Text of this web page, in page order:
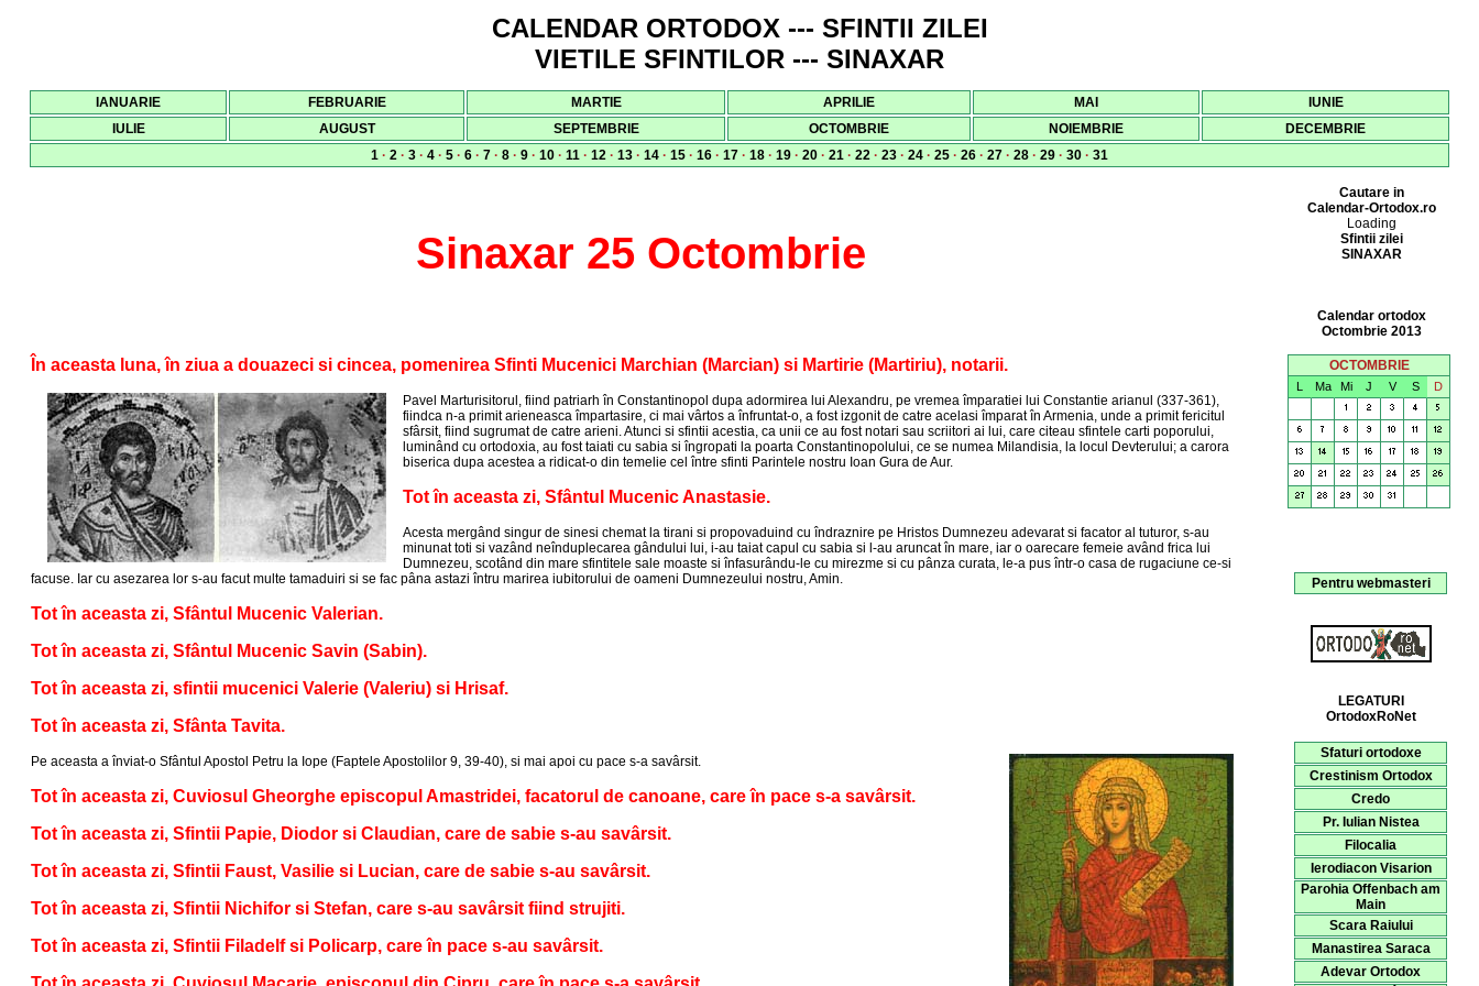
CALENDAR ORTODOX --- SFINTII ZILEI
VIETILE SFINTILOR --- SINAXAR
IANUARIE FEBRUARIE MARTIE APRILIE MAI
IUNIE
IULIE
AUGUST SEPTEMBRIE OCTOMBRIE NOIEMBRIE
DECEMBRIE
1 · 2 · 3 · 4 · 5 · 6 · 7 · 8 · 9 · 10 · 11 · 12 · 13 · 14 · 15 · 16 · 17 · 18 · 19 · 20 · 21 · 22 · 23 · 24 · 25 · 26 · 27 · 28 · 29 · 30 · 31
Sinaxar 25 Octombrie
În aceasta luna, în ziua a douazeci si cincea, pomenirea Sfinti Mucenici Marchian (Marcian) si Martirie (Martiriu), notarii.
Pavel Marturisitorul, fiind patriarh în Constantinopol dupa adormirea lui Alexandru, pe vremea împaratiei lui Constantie arianul (337-361),
fiindca n-a primit arieneasca împartasire, ci mai vârtos a înfruntat-o, a fost izgonit de catre acelasi împarat în Armenia, unde a primit fericitul
sfârsit, fiind sugrumat de catre arieni. Atunci si sfintii acestia, ca unii ce au fost notari sau scriitori ai lui, care citeau sfintele carti poporului,
luminând cu ortodoxia, au fost taiati cu sabia si îngropati la poarta Constantinopolului, ce se numea Milandisia, la locul Devterului; a carora
biserica dupa acestea a ridicat-o din temelie cel între sfinti Parintele nostru Ioan Gura de Aur.
Tot în aceasta zi, Sfântul Mucenic Anastasie.
Acesta mergând singur de sinesi chemat la tirani si propovaduind cu îndraznire pe Hristos Dumnezeu adevarat si facator al tuturor, s-au
minunat toti si vazând neînduplecarea gândului lui, i-au taiat capul cu sabia si l-au aruncat în mare, iar o oarecare femeie având frica lui
Dumnezeu, scotând din mare sfintitele sale moaste si înfasurându-le cu mirezme si cu pânza curata, le-a pus într-o casa de rugaciune ce-si
facuse. Iar cu asezarea lor s-au facut multe tamaduiri si se fac pâna astazi întru marirea iubitorului de oameni Dumnezeului nostru, Amin.
Tot în aceasta zi, Sfântul Mucenic Valerian.
Tot în aceasta zi, Sfântul Mucenic Savin (Sabin).
Tot în aceasta zi, sfintii mucenici Valerie (Valeriu) si Hrisaf.
Tot în aceasta zi, Sfânta Tavita.
Pe aceasta a înviat-o Sfântul Apostol Petru la Iope (Faptele Apostolilor 9, 39-40), si mai apoi cu pace s-a savârsit.
Tot în aceasta zi, Cuviosul Gheorghe episcopul Amastridei, facatorul de canoane, care în pace s-a savârsit.
Tot în aceasta zi, Sfintii Papie, Diodor si Claudian, care de sabie s-au savârsit.
Tot în aceasta zi, Sfintii Faust, Vasilie si Lucian, care de sabie s-au savârsit.
Tot în aceasta zi, Sfintii Nichifor si Stefan, care s-au savârsit fiind strujiti.
Tot în aceasta zi, Sfintii Filadelf si Policarp, care în pace s-au savârsit.
Cautare in
Calendar-Ortodox.ro
Loading
Sfintii zilei
SINAXAR
Calendar ortodox
Octombrie 2013
OCTOMBRIE
L Ma Mi J V S D
Pentru webmasteri
LEGATURI
OrtodoxRoNet
Sfaturi ortodoxe
Crestinism Ortodox
Credo
Pr. Iulian Nistea
Filocalia
Ierodiacon Visarion
Parohia Offenbach am
Main
Scara Raiului
Manastirea Saraca
Adevar Ortodox